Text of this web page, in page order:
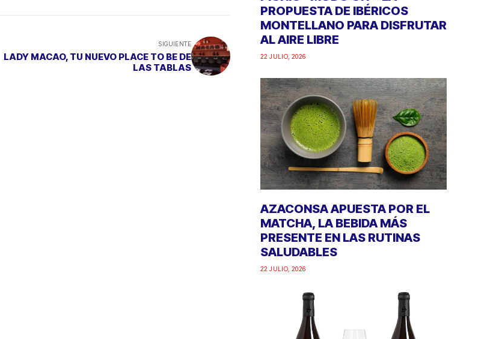
SIGUIENTE
LADY MACAO, TU NUEVO PLACE TO BE DE
LAS TABLAS
PROPUESTA DE IBÉRICOS
MONTELLANO PARA DISFRUTAR
AL AIRE LIBRE
22 JULIO, 2026
AZACONSA APUESTA POR EL
MATCHA, LA BEBIDA MÁS
PRESENTE EN LAS RUTINAS
SALUDABLES
22 JULIO, 2026